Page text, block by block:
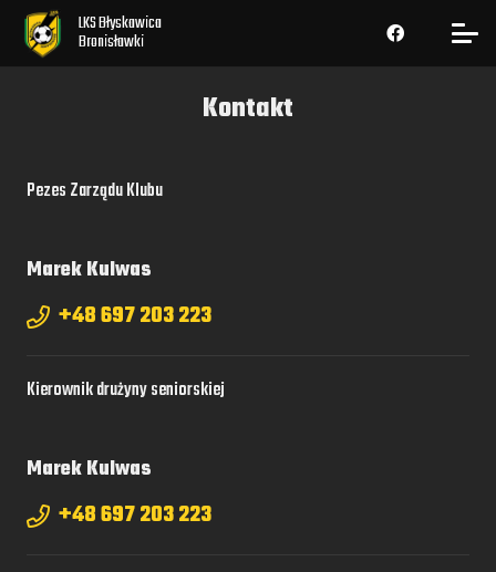
LKS Błyskawica
Bronisławki
Kontakt
Pezes Zarządu Klubu
Marek Kulwas
+48 697 203 223
Kierownik drużyny seniorskiej
Marek Kulwas
+48 697 203 223